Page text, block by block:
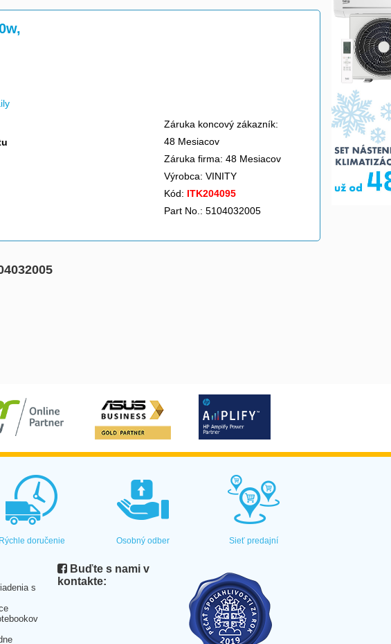
Záruka koncový zákazník:
48 Mesiacov
Záruka firma: 48 Mesiacov
Výrobca: VINITY
Kód: ITK204095
Part No.: 5104032005
Rýchle doručenie Osobný odber Sieť predajní
s
Buďte s nami v
kontakte: